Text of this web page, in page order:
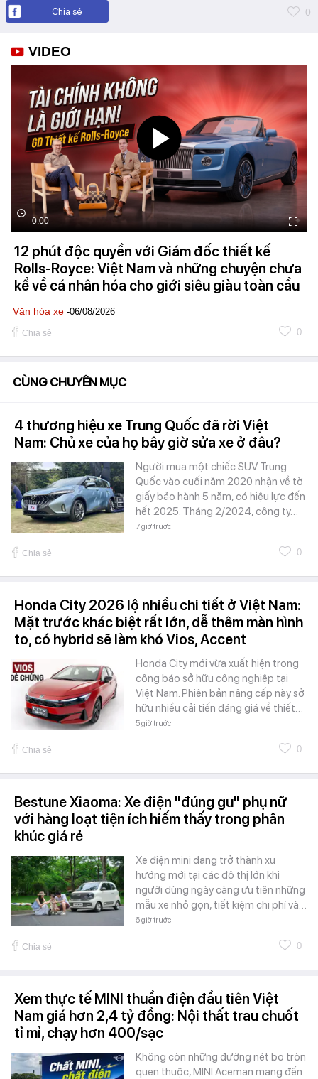
Chia sẻ 0
VIDEO
0:00
12 phút độc quyền với Giám đốc thiết kế
Rolls-Royce: Việt Nam và những chuyện chưa
kể về cá nhân hóa cho giới siêu giàu toàn cầu
Văn hóa xe -06/08/2026
Chia sẻ 0
CÙNG CHUYÊN MỤC
4 thương hiệu xe Trung Quốc đã rời Việt
Nam: Chủ xe của họ bây giờ sửa xe ở đâu?
Người mua một chiếc SUV Trung
Quốc vào cuối năm 2020 nhận về tờ
giấy bảo hành 5 năm, có hiệu lực đến
hết 2025. Tháng 2/2024, công ty…
7 giờ trước
Chia sẻ 0
Honda City 2026 lộ nhiều chi tiết ở Việt Nam:
Mặt trước khác biệt rất lớn, dễ thêm màn hình
to, có hybrid sẽ làm khó Vios, Accent
Honda City mới vừa xuất hiện trong
công báo sở hữu công nghiệp tại
Việt Nam. Phiên bản nâng cấp này sở
hữu nhiều cải tiến đáng giá về thiết…
5 giờ trước
Chia sẻ 0
Bestune Xiaoma: Xe điện "đúng gu" phụ nữ
với hàng loạt tiện ích hiếm thấy trong phân
khúc giá rẻ
Xe điện mini đang trở thành xu
hướng mới tại các đô thị lớn khi
người dùng ngày càng ưu tiên những
mẫu xe nhỏ gọn, tiết kiệm chi phí và…
6 giờ trước
Chia sẻ 0
Xem thực tế MINI thuần điện đầu tiên Việt
Nam giá hơn 2,4 tỷ đồng: Nội thất trau chuốt
tỉ mỉ, chạy hơn 400/sạc
Không còn những đường nét bo tròn
quen thuộc, MINI Aceman mang đến